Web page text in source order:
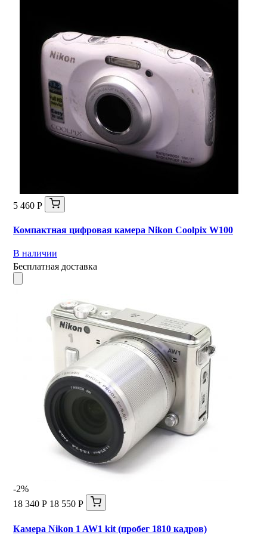
5 460 Р
Компактная цифровая камера Nikon Coolpix W100
В наличии
Бесплатная доставка
-2%
18 340 Р 18 550 Р
Камера Nikon 1 AW1 kit (пробег 1810 кадров)